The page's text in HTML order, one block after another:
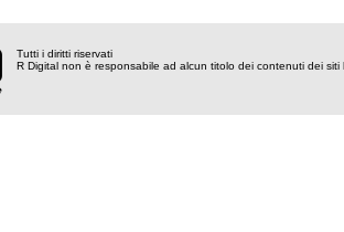
Tutti i diritti riservati
R Digital non è responsabile ad alcun titolo dei contenuti dei siti